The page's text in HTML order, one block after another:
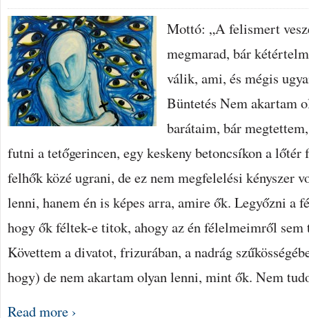
Mottó: „A felismert
megmarad, bár
válik, ami, és mégis
Büntetés Nem akartam
barátaim, bár
futni a tetőgerincen, egy keskeny betoncsíkon a
felhők közé ugrani, de ez nem megfelelési kényszer
lenni, hanem én is képes arra, amire ők. Legyőzni a
hogy ők féltek-e titok, ahogy az én félelmeimről sem
Követtem a divatot, frizurában, a nadrág
hogy) de nem akartam olyan lenni, mint ők. Nem
Read more ›